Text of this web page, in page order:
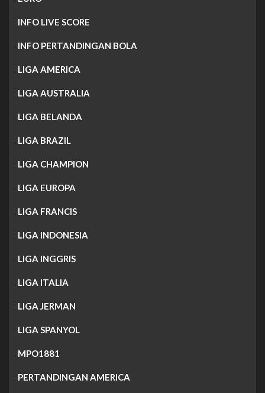
INFO LIVE SCORE
INFO PERTANDINGAN BOLA
LIGA AMERICA
LIGA AUSTRALIA
LIGA BELANDA
LIGA BRAZIL
LIGA CHAMPION
LIGA EUROPA
LIGA FRANCIS
LIGA INDONESIA
LIGA INGGRIS
LIGA ITALIA
LIGA JERMAN
LIGA SPANYOL
MPO1881
PERTANDINGAN AMERICA